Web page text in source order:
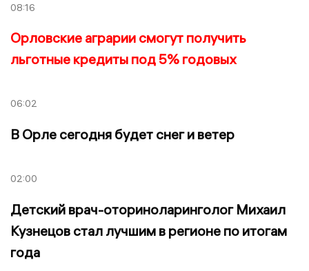
08:16
Орловские аграрии смогут получить
льготные кредиты под 5% годовых
06:02
В Орле сегодня будет снег и ветер
02:00
Детский врач-оториноларинголог Михаил
Кузнецов стал лучшим в регионе по итогам
года